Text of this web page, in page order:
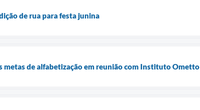
de rua para festa junina
metas de alfabetização em reunião com Instituto Ometto